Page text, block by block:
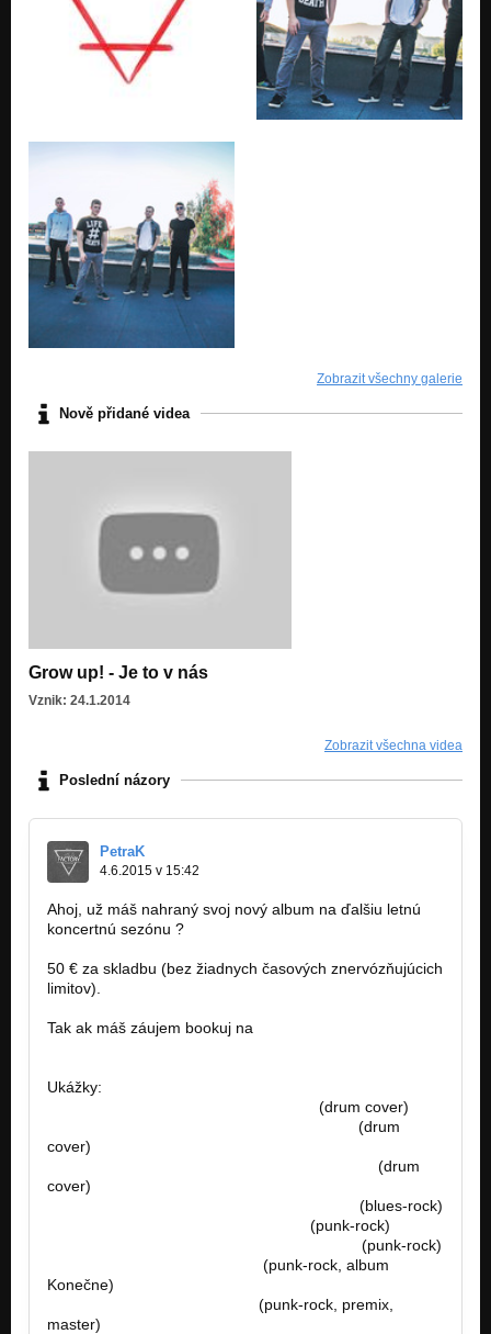
Zobrazit všechny galerie
Nově přidané videa
Grow up! - Je to v nás
Vznik: 24.1.2014
Zobrazit všechna videa
Poslední názory
PetraK
4.6.2015 v 15:42
Ahoj, už máš nahraný svoj nový album na ďalšiu letnú
koncertnú sezónu ?
50 € za skladbu (bez žiadnych časových znervózňujúcich
limitov).
Tak ak máš záujem bookuj na
Ukážky:
(drum cover)
(drum
cover)
(drum
cover)
(blues-rock)
(punk-rock)
(punk-rock)
(punk-rock, album
Konečne)
(punk-rock, premix,
master)